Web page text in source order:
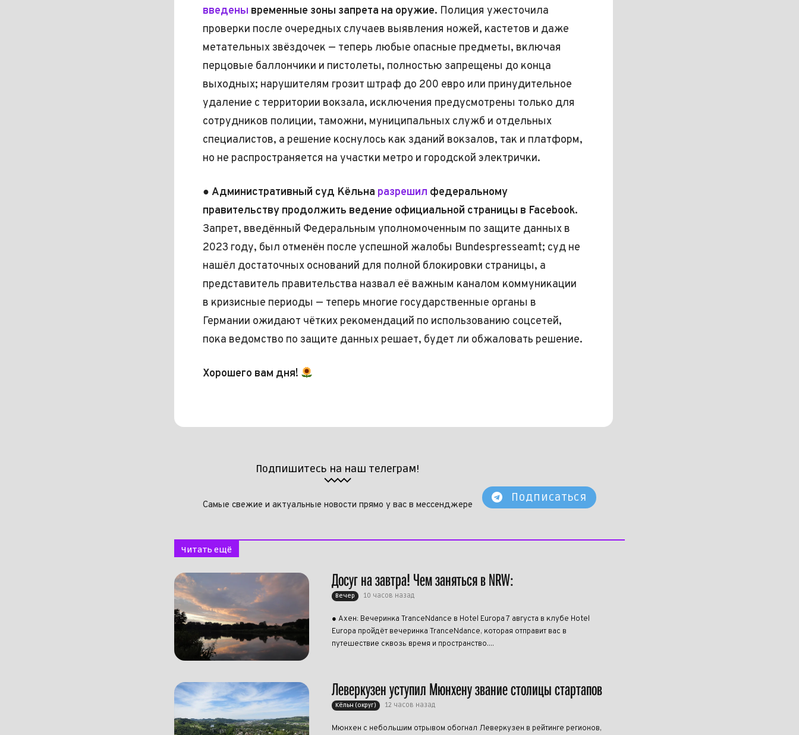
введены временные зоны запрета на оружие. Полиция ужесточила
проверки после очередных случаев выявления ножей, кастетов и даже
метательных звёздочек — теперь любые опасные предметы, включая
перцовые баллончики и пистолеты, полностью запрещены до конца
выходных; нарушителям грозит штраф до 200 евро или принудительное
удаление с территории вокзала, исключения предусмотрены только для
сотрудников полиции, таможни, муниципальных служб и отдельных
специалистов, а решение коснулось как зданий вокзалов, так и платформ,
но не распространяется на участки метро и городской электрички.
● Административный суд Кёльна разрешил федеральному
правительству продолжить ведение официальной страницы в Facebook.
Запрет, введённый Федеральным уполномоченным по защите данных в
2023 году, был отменён после успешной жалобы Bundespresseamt; суд не
нашёл достаточных оснований для полной блокировки страницы, а
представитель правительства назвал её важным каналом коммуникации
в кризисные периоды — теперь многие государственные органы в
Германии ожидают чётких рекомендаций по использованию соцсетей,
пока ведомство по защите данных решает, будет ли обжаловать решение.
Хорошего вам дня!
Подпишитесь на наш телеграм!
Самые свежие и актуальные новости прямо у вас в мессенджере
Подписаться
Читать ещё
Досуг на завтра! Чем заняться в NRW:
Вечер 10 часов назад
● Ахен: Вечеринка TranceNdance в Hotel Europa 7 августа в клубе Hotel
Europa пройдёт вечеринка TranceNdance, которая отправит вас в
путешествие сквозь время и пространство....
Леверкузен уступил Мюнхену звание столицы стартапов
Кёльн (округ) 12 часов назад
Мюнхен с небольшим отрывом обогнал Леверкузен в рейтинге регионов,